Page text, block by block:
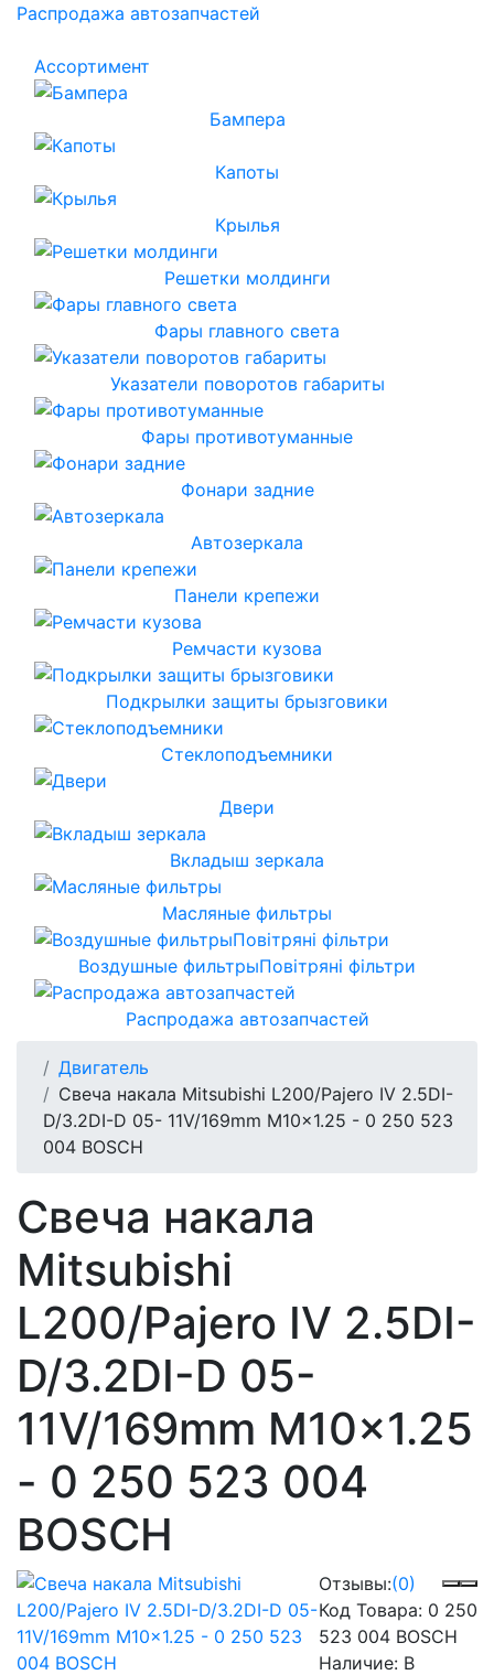
Распродажа автозапчастей
Ассортимент
Бампера
Капоты
Крылья
Решетки молдинги
Фары главного света
Указатели поворотов габариты
Фары противотуманные
Фонари задние
Автозеркала
Панели крепежи
Ремчасти кузова
Подкрылки защиты брызговики
Стеклоподъемники
Двери
Вкладыш зеркала
Масляные фильтры
Воздушные фильтрыПовітряні фільтри
Распродажа автозапчастей
Двигатель
Свеча накала Mitsubishi L200/Pajero IV 2.5DI-
D/3.2DI-D 05- 11V/169mm M10x1.25 - 0 250 523
004 BOSCH
Свеча накала
Mitsubishi
L200/Pajero IV 2.5DI-
D/3.2DI-D 05-
11V/169mm M10x1.25
- 0 250 523 004
BOSCH
Отзывы:(0)
Код Товара: 0 250
523 004 BOSCH
Наличие: В